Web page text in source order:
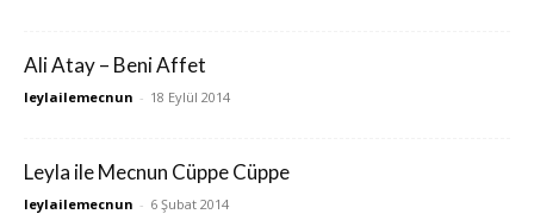
Ali Atay – Beni Affet
leylailemecnun - 18 Eylül 2014
Leyla ile Mecnun Cüppe Cüppe
leylailemecnun - 6 Şubat 2014